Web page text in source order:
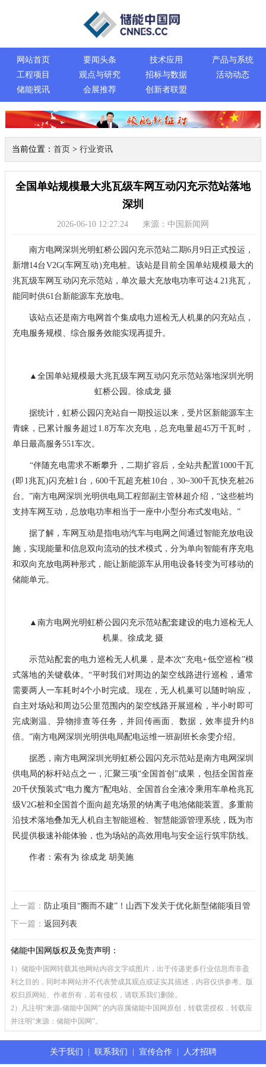
网站首页 要闻头条 技术应用
产品与系统
工程项目
观点与研究 招标与数据
活动动态
储能视讯
会展推荐 创新者联盟
当前位置： 首页> 行业资讯
全国单站规模最大兆瓦级车网互动闪充示范站落地
深圳
2026-06-10 12:27:24 来源：中国新闻网
南方电网深圳光明虹桥公园闪充示范站二期6月9日正式投运，
新增14台V2G(车网互动)充电桩。该站是目前全国单站规模最大的
兆瓦级车网互动闪充示范站，单次最大充放电功率可达4.21兆瓦，
能同时供61台新能源车充放电。
该站点还是南方电网首个集成电力巡检无人机巢的闪充站点，
充电服务规模、综合服务效能实现再提升。
▲全国单站规模最大兆瓦级车网互动闪充示范站落地深圳光明
虹桥公园。徐成龙 摄
据统计，虹桥公园闪充站自一期投运以来，受片区新能源车主
青睐，已累计服务超过1.8万车次充电，总充电量超45万千瓦时，
单日最高服务551车次。
“伴随充电需求不断攀升，二期扩容后，全站共配置1000千瓦
(即1兆瓦)闪充桩1台，600千瓦超充桩10台，30~300千瓦快充桩26
台。”南方电网深圳光明供电局工程部副主管林超介绍，“这些桩均
支持车网互动，总放电功率相当于一座中小型分布式发电站。”
据了解，车网互动是指电动汽车与电网之间通过智能充放电设
施，实现能量和信息双向流动的技术模式，分为单向智能有序充电
和双向充放电两种形式，能让新能源车从用电设备转变为可移动的
储能单元。
▲南方电网光明虹桥公园闪充示范站配套建设的电力巡检无人
机巢。徐成龙 摄
示范站配套的电力巡检无人机巢，是本次“充电+低空巡检”模
式落地的关键载体。“平时我们对周边的架空线路进行巡检，通常
需要两人一车耗时4个小时完成。现在，无人机巢可以随时响应，
自主对场站和周边5公里范围内的架空线路开展巡检，半小时即可
完成测温、异物排查等任务，并回传画面、数据，效率提升约8
倍。”南方电网深圳光明供电局配电运维一班副班长余雯介绍。
据悉，南方电网深圳光明虹桥公园闪充示范站是南方电网深圳
供电局的标杆站点之一，汇聚三项“全国首创”成果，包括全国首座
20千伏预装式“电力魔方”配电站、全国首台全液冷乘用车单枪兆瓦
级V2G桩和全国首个面向超充场景的钠离子电池储能装置。多重前
沿技术落地叠加无人机自主智能巡检、智慧能源管理系统，既为市
民提供极速补能体验，也为场站的高效用电与安全运行筑牢防线。
作者：索有为 徐成龙 胡美施
上一篇： 防止项目“圈而不建”！山西下发关于优化新型储能项目管
理有关工作征求意见稿
下一篇： 返回列表
储能中国网版权及免责声明：
1）储能中国网转载其他网站内容文字或图片，出于传递更多行业信息而非盈
利之目的，同时本网站并不代表赞成其观点或证实其描述，内容仅供参考。版
权归原网站、作者所有，若有侵权，请联系我们删除。
2）凡注明“来源-储能中国网” 的内容属储能中国网原创，转载需授权，转载应
并注明“来源：储能中国网”。
关于我们 | 联系我们 | 宣传合作 | 人才招聘